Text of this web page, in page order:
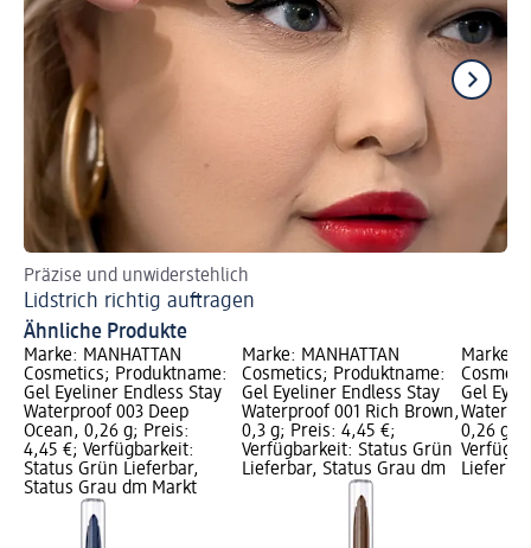
Präzise und unwiderstehlich
Lidstrich richtig auftragen
Ähnliche Produkte
Marke: MANHATTAN
Cosmetics; Produktname:
Gel Eyeliner Endless Stay
Waterproof 003 Deep
Ocean, 0,26 g; Preis:
4,45 €; Verfügbarkeit:
Status Grün Lieferbar,
Status Grau dm Markt
Marke: MANHATTAN
Cosmetics; Produktname:
Gel Eyeliner Endless Stay
Waterproof 001 Rich Brown,
0,3 g; Preis: 4,45 €;
Verfügbarkeit: Status Grün
Lieferbar, Status Grau dm
Marke:
Gel
0,26 g;